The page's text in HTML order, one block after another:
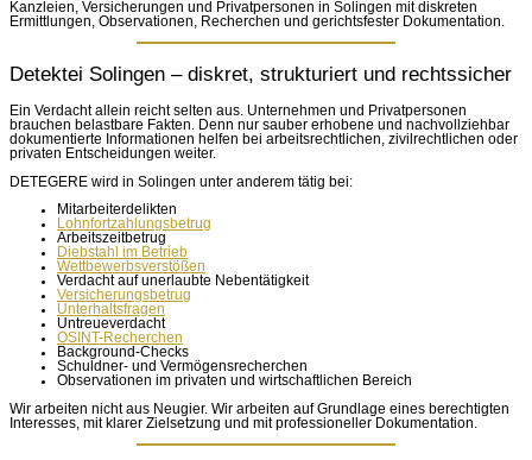
Kanzleien, Versicherungen und Privatpersonen in Solingen mit diskreten
Ermittlungen, Observationen, Recherchen und gerichtsfester Dokumentation.
Detektei Solingen – diskret, strukturiert und rechtssicher
Ein Verdacht allein reicht selten aus. Unternehmen und Privatpersonen
brauchen belastbare Fakten. Denn nur sauber erhobene und nachvollziehbar
dokumentierte Informationen helfen bei arbeitsrechtlichen, zivilrechtlichen oder
privaten Entscheidungen weiter.
DETEGERE wird in Solingen unter anderem tätig bei:
Mitarbeiterdelikten
Lohnfortzahlungsbetrug
Arbeitszeitbetrug
Diebstahl im Betrieb
Wettbewerbsverstößen
Verdacht auf unerlaubte Nebentätigkeit
Versicherungsbetrug
Unterhaltsfragen
Untreueverdacht
OSINT-Recherchen
Background-Checks
Schuldner- und Vermögensrecherchen
Observationen im privaten und wirtschaftlichen Bereich
Wir arbeiten nicht aus Neugier. Wir arbeiten auf Grundlage eines berechtigten
Interesses, mit klarer Zielsetzung und mit professioneller Dokumentation.